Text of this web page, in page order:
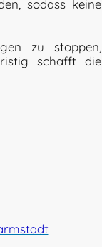
sodass keine
zu stoppen,
schafft die